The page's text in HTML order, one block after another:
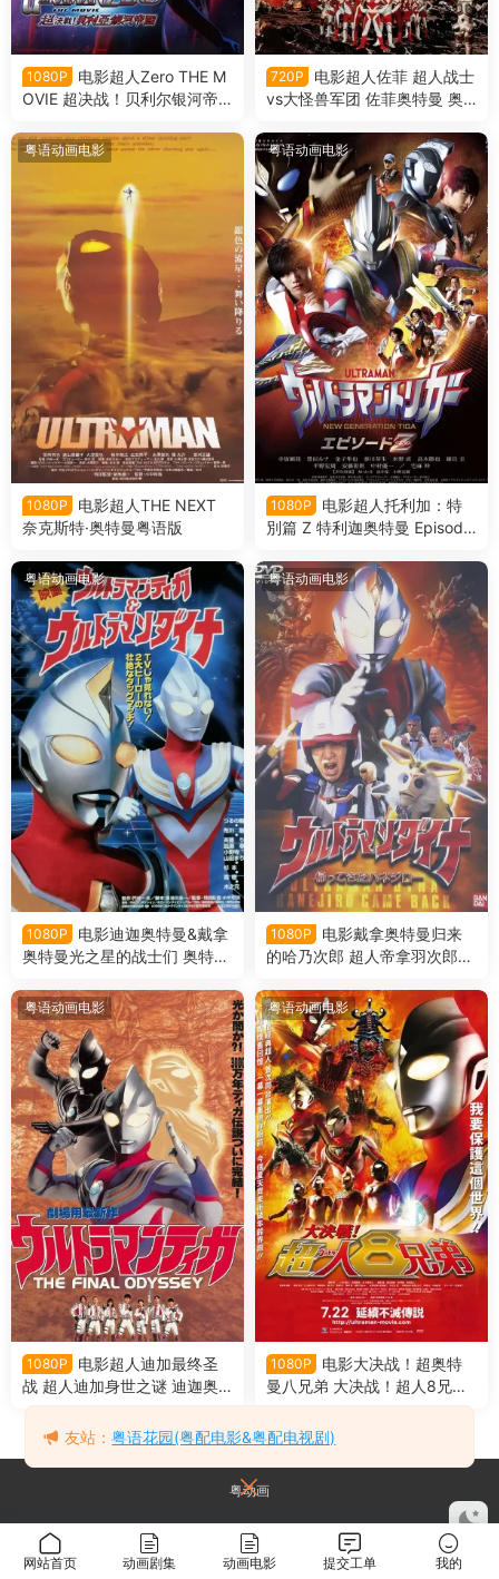
1080P
电影超人Zero THE M
OVIE 超决战！贝利尔银河帝
银河帝国粤语版
720P
电影超人佐菲 超人战士
vs大怪兽军团 佐菲奥特曼 奥
粤语动画电影
1080P
电影超人THE NEXT
奈克斯特·奥特曼粤语版
粤语动画电影
1080P
电影超人托利加：特
別篇 Z 特利迦奥特曼 Episode
粤语动画电影
1080P
电影迪迦奥特曼&戴拿
奥特曼光之星的战士们 奥特曼
粤语动画电影
1080P
电影戴拿奥特曼归来
的哈乃次郎 超人帝拿羽次郎之
粤语动画电影
1080P
电影超人迪加最终圣
战 超人迪加身世之谜 迪迦奥
特曼最终圣战粤语版
粤语动画电影
1080P
电影大决战！超奥特
曼八兄弟 大决战！超人8兄弟
粤语版
粤动画
网站首页 动画剧集 动画电影 提交工单 我的
友站：粤语花园(粤配电影&粤配电视剧)